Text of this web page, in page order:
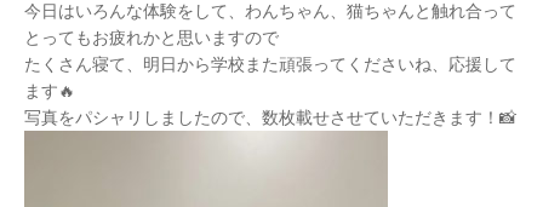
今日はいろんな体験をして、わんちゃん、猫ちゃんと触れ合って
とってもお疲れかと思いますので
たくさん寝て、明日から学校また頑張ってくださいね、応援して
ます🔥
写真をパシャリしましたので、数枚載せさせていただきます！📸